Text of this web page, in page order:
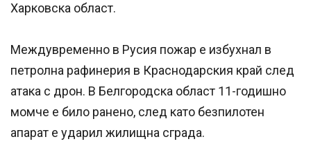
Харковска област.
Междувременно в Русия пожар е избухнал в
петролна рафинерия в Краснодарския край след
атака с дрон. В Белгородска област 11-годишно
момче е било ранено, след като безпилотен
апарат е ударил жилищна сграда.